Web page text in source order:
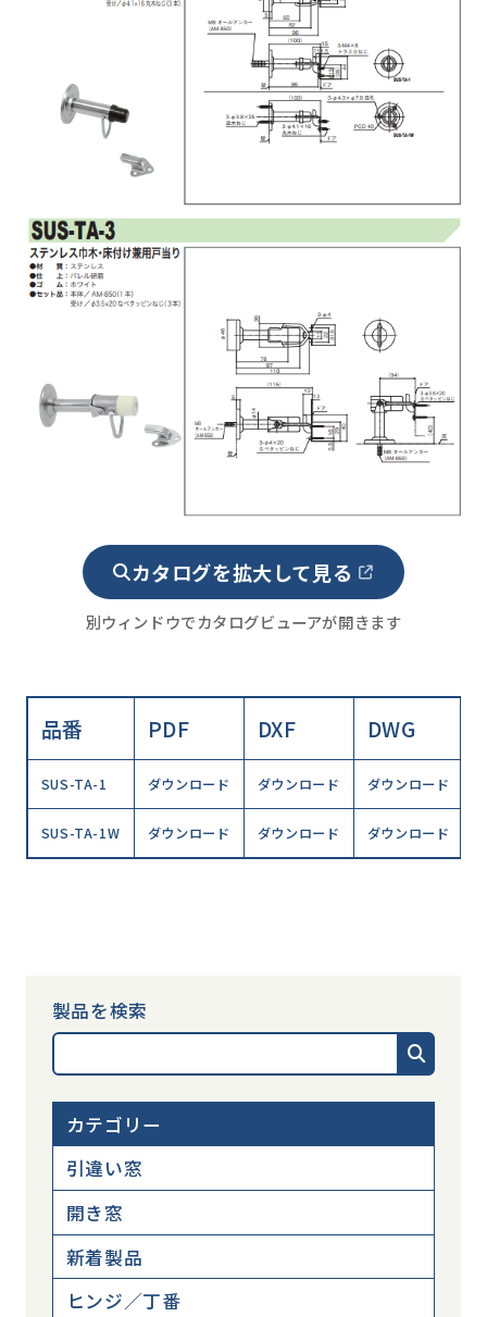
カタログを拡大して見る
別ウィンドウでカタログビューアが開きます
品番 PDF DXF DWG
SUS-TA-1 ダウンロード ダウンロード ダウンロード
SUS-TA-1W ダウンロード ダウンロード ダウンロード
製品を検索
カテゴリー
引違い窓
開き窓
新着製品
ヒンジ／丁番